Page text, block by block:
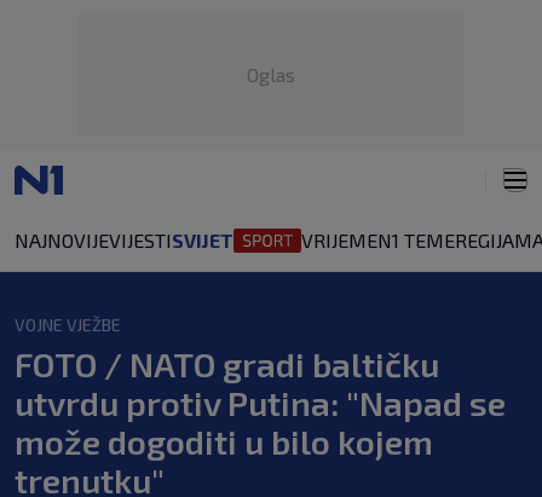
Oglas
NAJNOVIJEVIJESTISVIJET VRIJEMEN1 TEMEREGIJA
VOJNE VJEŽBE
FOTO / NATO gradi baltičku
utvrdu protiv Putina: "Napad se
može dogoditi u bilo kojem
trenutku"